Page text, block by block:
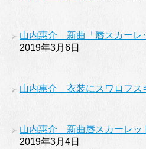
山内惠介 新曲「唇スカーレ
2019年3月6日
山内惠介 衣装にスワロフス
山内惠介 新曲唇スカーレッ
2019年3月4日